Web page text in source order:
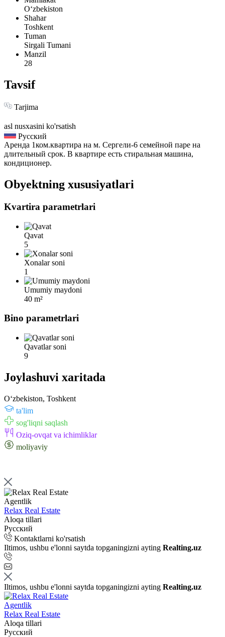
Oʻzbekiston
Shahar
Toshkent
Tuman
Sirgali Tumani
Manzil
28
Tavsif
Tarjima
asl nusxasini ko'rsatish
Русский
Аренда 1ком.квартира на м. Сергели-6 семейной паре на
длительный срок. В квартире есть стиральная машина,
кондиционер.
Obyektning xususiyatlari
Kvartira parametrlari
Qavat
5
Xonalar soni
1
Umumiy maydoni
40 m²
Bino parametrlari
Qavatlar soni
9
Joylashuvi xaritada
Oʻzbekiston, Toshkent
ta'lim
sog'liqni saqlash
Oziq-ovqat va ichimliklar
moliyaviy
Agentlik
Relax Real Estate
Aloqa tillari
Русский
Kontaktlarni ko'rsatish
Iltimos, ushbu e'lonni saytda topganingizni ayting Realting.uz
Iltimos, ushbu e'lonni saytda topganingizni ayting Realting.uz
Agentlik
Relax Real Estate
Aloqa tillari
Русский